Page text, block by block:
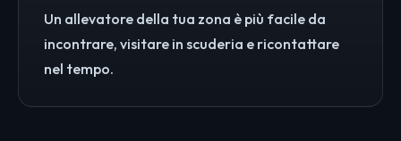
Un allevatore della tua zona è più facile da
incontrare, visitare in scuderia e ricontattare
nel tempo.